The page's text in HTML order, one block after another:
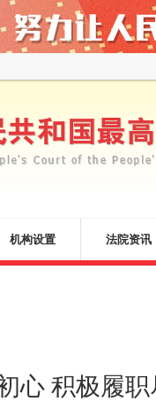
机构设置 法院资讯
心 积极履